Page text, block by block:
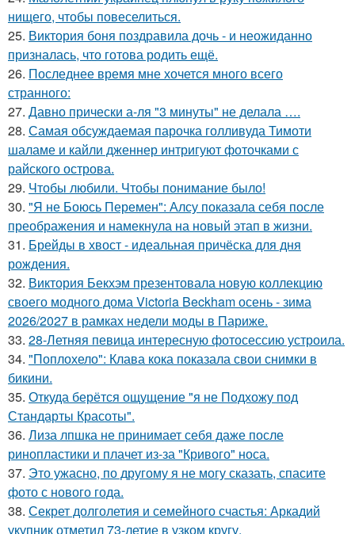
нищего, чтобы повеселиться.
25. Виктория боня поздравила дочь - и неожиданно
призналась, что готова родить ещё.
26. Последнее время мне хочется много всего
странного:
27. Давно прически а-ля "3 минуты" не делала ….
28. Самая обсуждаемая парочка голливуда Тимоти
шаламе и кайли дженнер интригуют фоточками с
райского острова.
29. Чтобы любили. Чтобы понимание было!
30. "Я не Боюсь Перемен": Алсу показала себя после
преображения и намекнула на новый этап в жизни.
31. Брейды в хвост - идеальная причёска для дня
рождения.
32. Виктория Бекхэм презентовала новую коллекцию
своего модного дома Victoria Beckham осень - зима
2026/2027 в рамках недели моды в Париже.
33. 28-Летняя певица интересную фотосессию устроила.
34. "Поплохело": Клава кока показала свои снимки в
бикини.
35. Откуда берётся ощущение "я не Подхожу под
Стандарты Красоты".
36. Лиза лпшка не принимает себя даже после
ринопластики и плачет из-за "Кривого" носа.
37. Это ужасно, по другому я не могу сказать, спасите
фото с нового года.
38. Секрет долголетия и семейного счастья: Аркадий
укупник отметил 73-летие в узком кругу.